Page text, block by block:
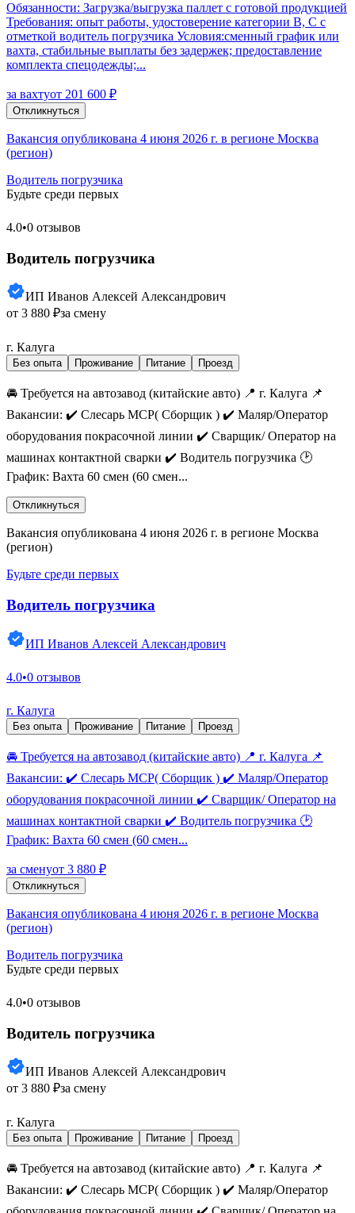
Обязанности: Загрузка/выгрузка паллет с готовой продукцией
Требования: опыт работы, удостоверение категории В, С с
отметкой водитель погрузчика Условия:сменный график или
вахта, стабильные выплаты без задержек; предоставление
комплекта спецодежды;...
за вахтуот 201 600 ₽
Откликнуться
Вакансия опубликована 4 июня 2026 г. в регионе Москва
(регион)
Водитель погрузчика
Будьте среди первых
4.0•0 отзывов
Водитель погрузчика
ИП Иванов Алексей Александрович
от 3 880 ₽за смену
г. Калуга
Без опыта Проживание Питание Проезд
🚘 Требуется на автозавод (китайские авто) 📍 г. Калуга 📌
Вакансии: ✔️ Слесарь МСР( Сборщик ) ✔️ Маляр/Оператор
оборудования покрасочной линии ✔️ Сварщик/ Оператор на
машинах контактной сварки ✔️ Водитель погрузчика 🕑
График: Вахта 60 смен (60 смен...
Откликнуться
Вакансия опубликована 4 июня 2026 г. в регионе Москва
(регион)
Будьте среди первых
Водитель погрузчика
ИП Иванов Алексей Александрович
4.0•0 отзывов
г. Калуга
Без опыта Проживание Питание Проезд
🚘 Требуется на автозавод (китайские авто) 📍 г. Калуга 📌
Вакансии: ✔️ Слесарь МСР( Сборщик ) ✔️ Маляр/Оператор
оборудования покрасочной линии ✔️ Сварщик/ Оператор на
машинах контактной сварки ✔️ Водитель погрузчика 🕑
График: Вахта 60 смен (60 смен...
за сменуот 3 880 ₽
Откликнуться
Вакансия опубликована 4 июня 2026 г. в регионе Москва
(регион)
Водитель погрузчика
Будьте среди первых
4.0•0 отзывов
Водитель погрузчика
ИП Иванов Алексей Александрович
от 3 880 ₽за смену
г. Калуга
Без опыта Проживание Питание Проезд
🚘 Требуется на автозавод (китайские авто) 📍 г. Калуга 📌
Вакансии: ✔️ Слесарь МСР( Сборщик ) ✔️ Маляр/Оператор